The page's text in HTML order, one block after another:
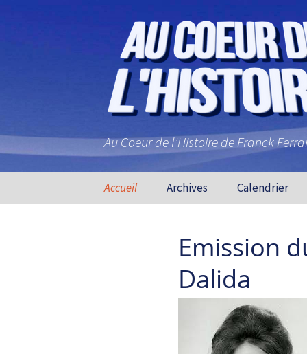
Au Coeur de l'Histoire de Franck
Aller au contenu principal
Accueil Archives Calendrier
Emission
Dalida